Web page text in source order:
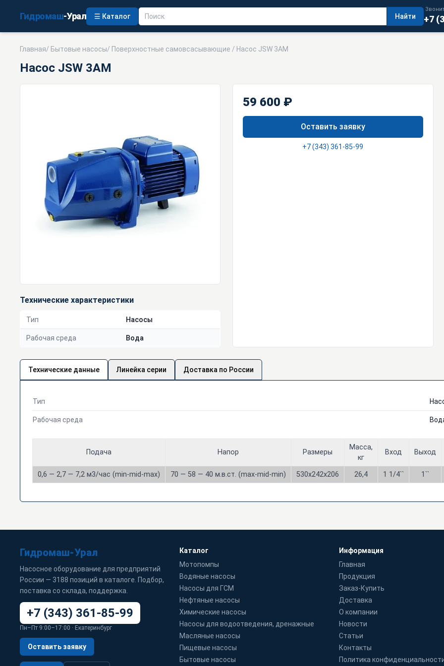
Гидромаш-Урал ☰ Каталог Найти +7
Главная/ Бытовые насосы/ Поверхностные самовсасывающие / Насос JSW 3AM
Насос JSW 3AM
Технические характеристики
Тип Насосы
Рабочая среда Вода
59 600 ₽
Оставить заявку
+7 (343) 361-85-99
Технические данные Линейка серии Доставка по России
Тип
Рабочая среда
Подача Напор Размеры
Масса,
кг
Вход Выход
0,6 — 2,7 — 7,2 м3/час (min-mid-max) 70 — 58 — 40 м.в.ст. (max-mid-min) 530x242x206 26,4 1 1/4`` 1``
Гидромаш-Урал
Насосное оборудование для предприятий
России — 3188 позиций в каталоге. Подбор,
поставка со склада, поддержка.
+7 (343) 361-85-99
Пн–Пт 9:00–17:00 · Екатеринбург
Оставить заявку
Каталог
Мотопомпы
Водяные насосы
Насосы для ГСМ
Нефтяные насосы
Химические насосы
Насосы для водоотведения, дренажные
Масляные насосы
Пищевые насосы
Бытовые насосы
Информация
Главная
Продукция
Заказ-Купить
Доставка
О компании
Новости
Статьи
Контакты
Политика